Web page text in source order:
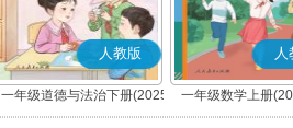
人教版
一年级道德与法治下册(2025
春版)(部编版)
人
一年级数学上册